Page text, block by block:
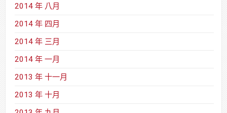
2014 年 八月
2014 年 四月
2014 年 三月
2014 年 一月
2013 年 十一月
2013 年 十月